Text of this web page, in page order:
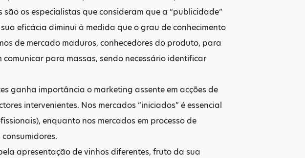
os especialistas que consideram que a “publicidade”
eficácia diminui à medida que o grau de conhecimento
de mercado maduros, conhecedores do produto, para
comunicar para massas, sendo necessário identificar
ganha importância o marketing assente em acções de
intervenientes. Nos mercados “iniciados” é essencial
enquanto nos mercados em processo de
apresentação de vinhos diferentes, fruto da sua